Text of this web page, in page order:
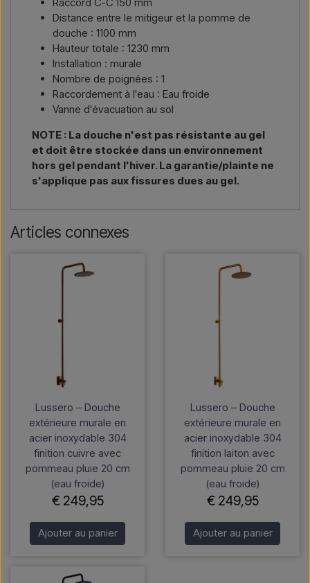
Distance entre le mitigeur et la pomme de
douche : 1100 mm
Hauteur totale : 1230 mm
Installation : murale
Nombre de poignées : 1
Raccordement à l'eau : Eau froide
Vanne d'évacuation au sol
NOTE : La douche n'est pas résistante au gel
et doit être stockée dans un environnement
hors gel pendant l'hiver. La garantie/plainte ne
s'applique pas aux fissures dues au gel.
Articles connexes
Lussero – Douche
extérieure murale en
acier inoxydable 304
finition cuivre avec
pommeau pluie 20 cm
(eau froide)
€ 249,95
Ajouter au panier
Lussero – Douche
extérieure murale en
acier inoxydable 304
finition laiton avec
pommeau pluie 20 cm
(eau froide)
€ 249,95
Ajouter au panier